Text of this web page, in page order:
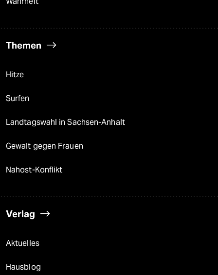
Themen
Hitze
Surfen
Landtagswahl in Sachsen-Anhalt
Gewalt gegen Frauen
Nahost-Konflikt
Verlag
Aktuelles
Hausblog